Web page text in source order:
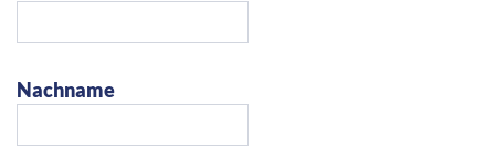
Nachname